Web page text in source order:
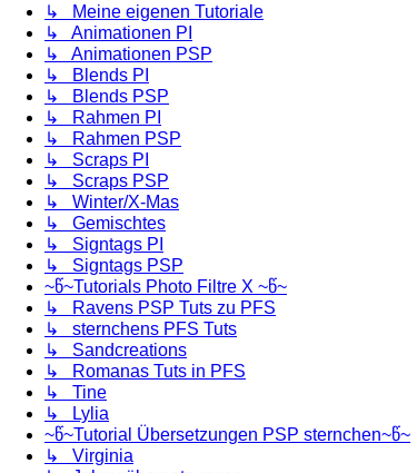
↳ Meine eigenen Tutoriale
↳ Animationen PI
↳ Animationen PSP
↳ Blends PI
↳ Blends PSP
↳ Rahmen PI
↳ Rahmen PSP
↳ Scraps PI
↳ Scraps PSP
↳ Winter/X-Mas
↳ Gemischtes
↳ Signtags PI
↳ Signtags PSP
~წ~Tutorials Photo Filtre X ~წ~
↳ Ravens PSP Tuts zu PFS
↳ sternchens PFS Tuts
↳ Sandcreations
↳ Romanas Tuts in PFS
↳ Tine
↳ Lylia
~წ~Tutorial Übersetzungen PSP sternchen~წ~
↳ Virginia